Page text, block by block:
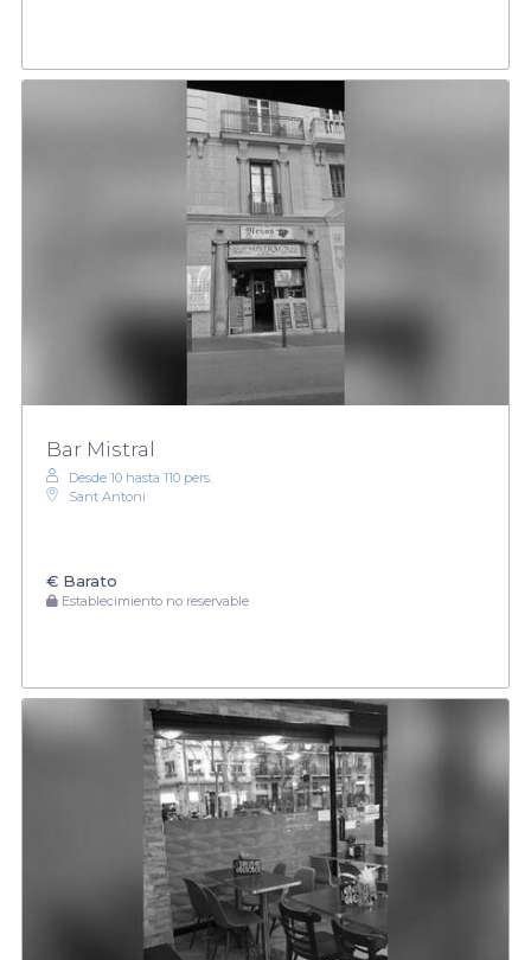
Bar Mistral
Desde 10 hasta 110 pers.
Sant Antoni
€ Barato
Establecimiento no reservable